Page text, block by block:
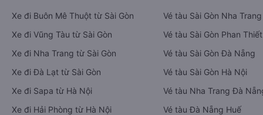
Xe đi Buôn Mê Thuột từ Sài Gòn
Xe đi Vũng Tàu từ Sài Gòn
Xe đi Nha Trang từ Sài Gòn
Xe đi Đà Lạt từ Sài Gòn
Xe đi Sapa từ Hà Nội
Xe đi Hải Phòng từ Hà Nội
Vé tàu Sài Gòn Nha Trang
Vé tàu Sài Gòn Phan Thiết
Vé tàu Sài Gòn Đà Nẵng
Vé tàu Sài Gòn Hà Nội
Vé tàu Nha Trang Đà
Vé tàu Đà Nẵng Huế